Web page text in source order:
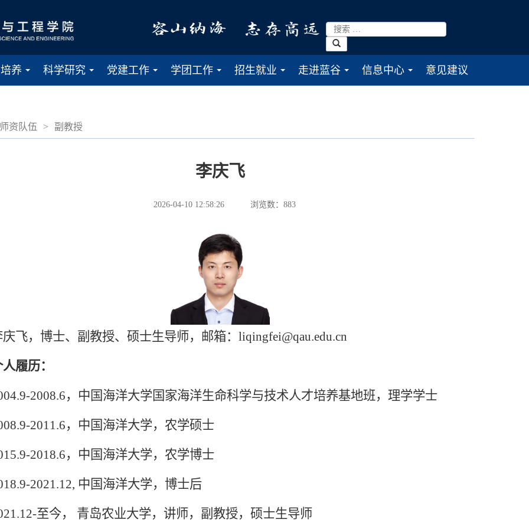
养
科学研究
党建工作
学团工作
招生就业
走进蓝谷
信息中心
意见建议
师资队伍 > 副教授
李庆飞
2026-04-10 12:58:26 浏览数：883
，博士、副教授、硕士生导师，邮箱：liqingfei@qau.edu.cn
履历：
2008.6，中国海洋大学国家海洋生命科学与技术人才培养基地班，理学学士
2011.6，中国海洋大学，农学硕士
2018.6，中国海洋大学，农学博士
2021.12, 中国海洋大学，博士后
至今， 青岛农业大学，讲师，副教授，硕士生导师